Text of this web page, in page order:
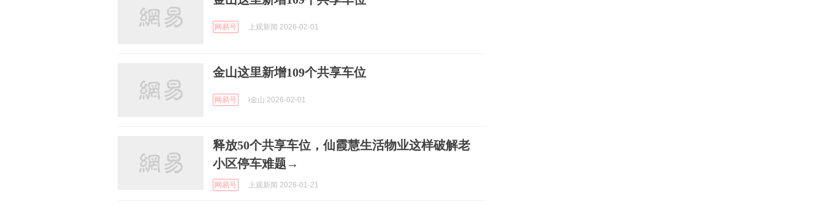
网易号 上观新闻 2026-02-01
金山这里新增109个共享车位
网易号 i金山 2026-02-01
释放50个共享车位，仙霞慧生活物业这样破解老
小区停车难题→
网易号 上观新闻 2026-01-21